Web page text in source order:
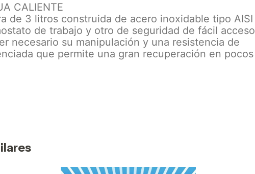
CALIENTE
de 3 litros construida de acero inoxidable tipo AISI
de trabajo y otro de seguridad de fácil acceso
necesario su manipulación y una resistencia de
que permite una gran recuperación en pocos